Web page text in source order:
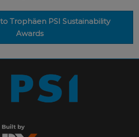
Trophäen PSI Sustainability
Awards